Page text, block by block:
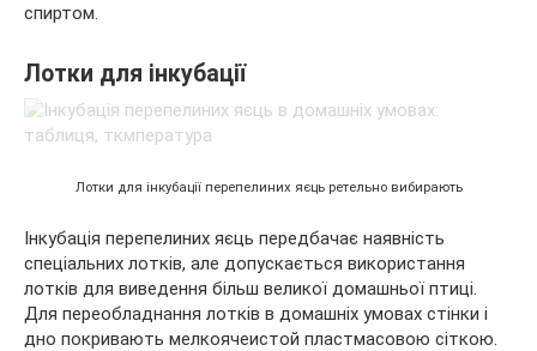
спиртом.
Лотки для інкубації
Лотки для інкубації перепелиних яєць ретельно вибирають
Інкубація перепелиних яєць передбачає наявність
спеціальних лотків, але допускається використання
лотків для виведення більш великої домашньої птиці.
Для переобладнання лотків в домашніх умовах стінки і
дно покривають мелкоячеистой пластмасовою сіткою.